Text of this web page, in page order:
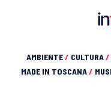
AMBIENTE/ CULTURA/
MADE IN TOSCANA/